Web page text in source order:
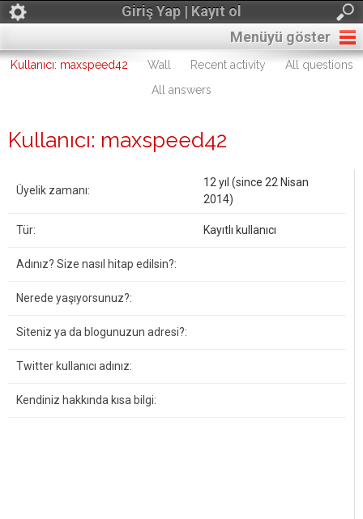
Giriş Yap | Kayıt ol
Menüyü göster
Kullanıcı: maxspeed42 Wall Recent activity
All questions
All answers
Kullanıcı: maxspeed42
Üyelik zamanı:
12 yıl (since 22 Nisan
2014)
Tür: Kayıtlı kullanıcı
Adınız? Size nasıl hitap edilsin?:
Nerede yaşıyorsunuz?:
Siteniz ya da blogunuzun adresi?:
Twitter kullanıcı adınız:
Kendiniz hakkında kısa bilgi: